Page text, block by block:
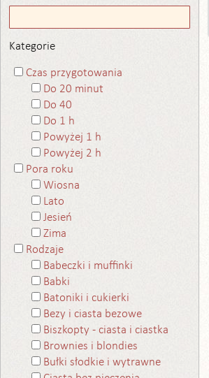
Kategorie
Czas przygotowania
Do 20 minut
Do 40
Do 1 h
Powyżej 1 h
Powyżej 2 h
Pora roku
Wiosna
Lato
Jesień
Zima
Rodzaje
Babeczki i muffinki
Babki
Batoniki i cukierki
Bezy i ciasta bezowe
Biszkopty - ciasta i ciastka
Brownies i blondies
Bułki słodkie i wytrawne